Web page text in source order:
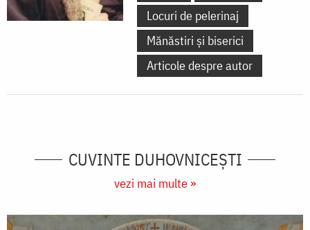
Locuri de pelerinaj
Mănăstiri și biserici
Articole despre autor
CUVINTE DUHOVNICEȘTI
vezi mai multe »